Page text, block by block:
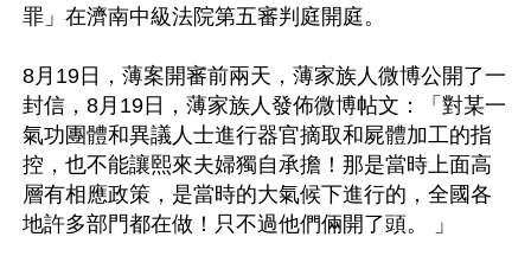
罪」在濟南中級法院第五審判庭開庭。
8月19日，薄案開審前兩天，薄家族人微博公開了一
封信，8月19日，薄家族人發佈微博帖文：「對某一
氣功團體和異議人士進行器官摘取和屍體加工的指
控，也不能讓熙來夫婦獨自承擔！那是當時上面高
層有相應政策，是當時的大氣候下進行的，全國各
地許多部門都在做！只不過他們倆開了頭。 」